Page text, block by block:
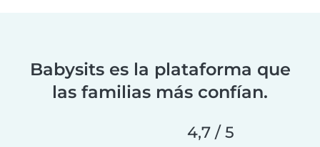
Babysits es la plataforma que
las familias más confían.
4,7 / 5